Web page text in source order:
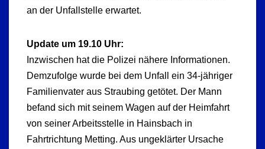
an der Unfallstelle erwartet.
Update um 19.10 Uhr:
Inzwischen hat die Polizei nähere Informationen.
Demzufolge wurde bei dem Unfall ein 34-jähriger
Familienvater aus Straubing getötet. Der Mann
befand sich mit seinem Wagen auf der Heimfahrt
von seiner Arbeitsstelle in Hainsbach in
Fahrtrichtung Metting. Aus ungeklärter Ursache